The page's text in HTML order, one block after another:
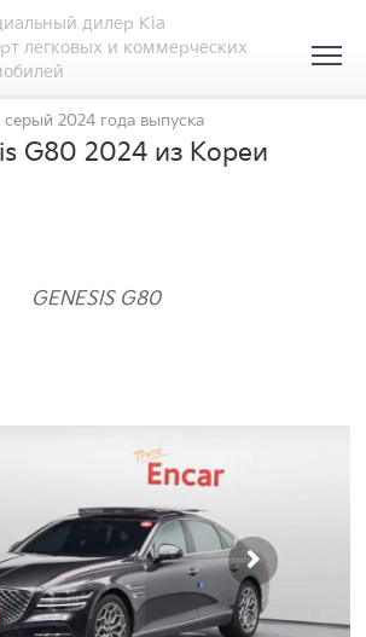
дилер Kia
легковых и коммерческих
серый 2024 года выпуска
G80 2024 из Кореи
GENESIS G80